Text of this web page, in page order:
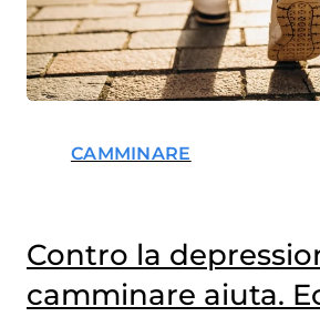
CAMMINARE
Contro la
camminare aiuta.